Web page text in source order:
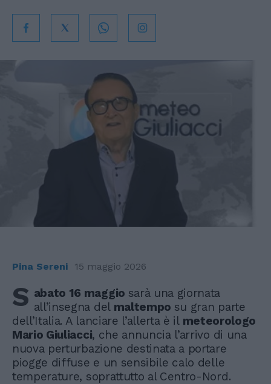
Pina Sereni 15 maggio 2026
S abato 16 maggio sarà una giornata
all’insegna del maltempo su gran parte
dell’Italia. A lanciare l’allerta è il meteorologo
Mario Giuliacci, che annuncia l’arrivo di una
nuova perturbazione destinata a portare
piogge diffuse e un sensibile calo delle
temperature, soprattutto al Centro-Nord.